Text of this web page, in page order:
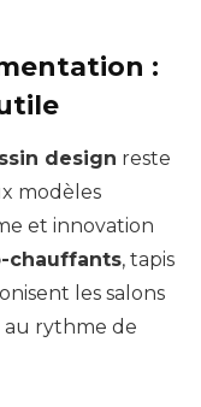
:
design reste
modèles
et innovation
chauffants, tapis
les salons
au rythme de